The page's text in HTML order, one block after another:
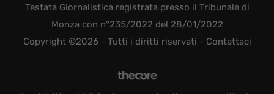
Testata Giornalistica registrata presso il Tribunale di
Monza con n°235/2022 del 28/01/2022
Copyright ©2026 - Tutti i diritti riservati - Contattaci